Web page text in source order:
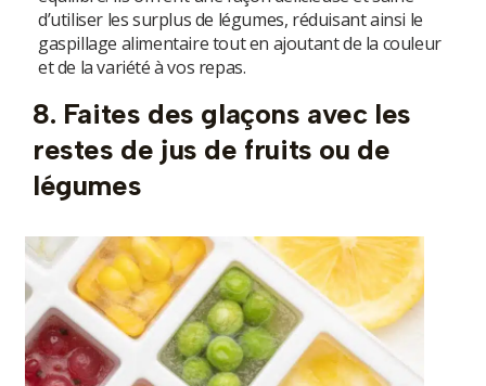
d’utiliser les surplus de légumes, réduisant ainsi le
gaspillage alimentaire tout en ajoutant de la couleur
et de la variété à vos repas.
8. Faites des glaçons avec les
restes de jus de fruits ou de
légumes